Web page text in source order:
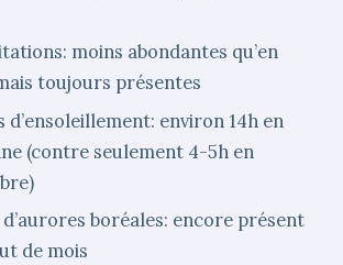
moins abondantes qu’en
toujours présentes
d’ensoleillement: environ 14h en
(contre seulement 4-5h en
d’aurores boréales: encore présent
de mois